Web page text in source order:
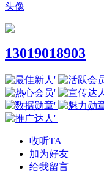
头像
13019018903
收听TA
加为好友
给我留言